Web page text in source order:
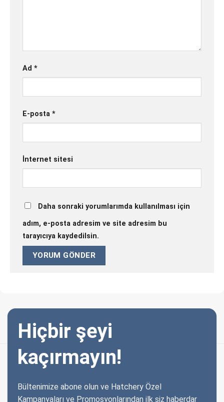
Ad *
E-posta *
İnternet sitesi
Daha sonraki yorumlarımda kullanılması için
adım, e-posta adresim ve site adresim bu
tarayıcıya kaydedilsin.
Hiçbir şeyi
kaçırmayın!
Bültenimize abone olun ve Hatchery Özel
Kampanyaları ve Promosyonlarından ilk siz haberdar